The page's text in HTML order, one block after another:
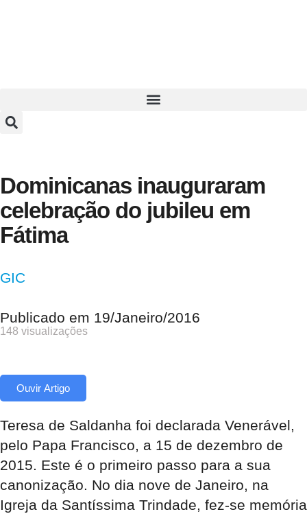
Dominicanas inauguraram
celebração do jubileu em
Fátima
GIC
Publicado em 19/Janeiro/2016
148 visualizações
Ouvir Artigo
Teresa de Saldanha foi declarada Venerável,
pelo Papa Francisco, a 15 de dezembro de
2015. Este é o primeiro passo para a sua
canonização. No dia nove de Janeiro, na
Igreja da Santíssima Trindade, fez-se memória